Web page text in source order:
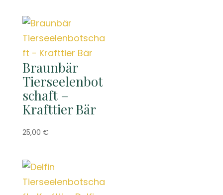
Braunbär
Tierseelenbot
schaft –
Krafttier Bär
25,00 €